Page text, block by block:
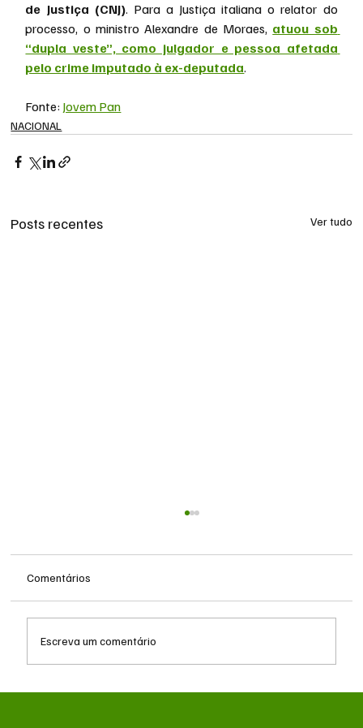
de Justiça (CNJ). Para a Justiça italiana o relator do
processo, o ministro Alexandre de Moraes, atuou sob
“dupla veste”, como julgador e pessoa afetada
pelo crime imputado à ex-deputada.
Fonte: Jovem Pan
NACIONAL
Posts recentes Ver tudo
Comentários
Escreva um comentário